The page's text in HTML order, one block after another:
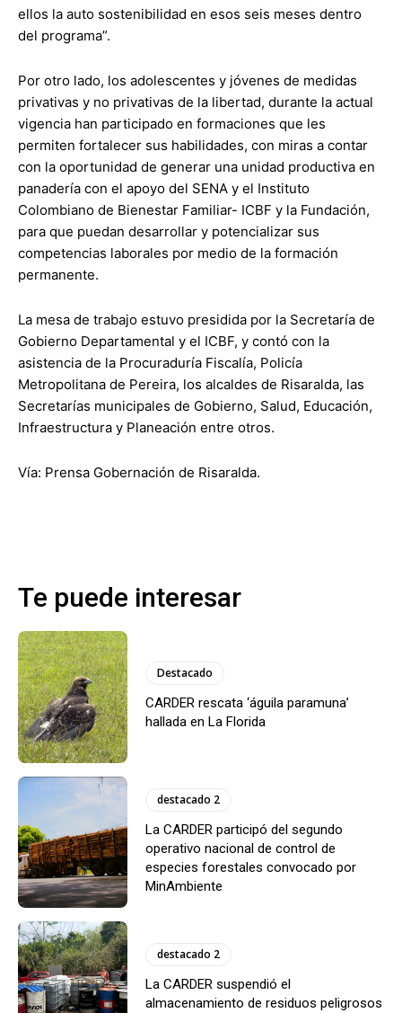
ellos la auto sostenibilidad en esos seis meses dentro
del programa”.
Por otro lado, los adolescentes y jóvenes de medidas
privativas y no privativas de la libertad, durante la actual
vigencia han participado en formaciones que les
permiten fortalecer sus habilidades, con miras a contar
con la oportunidad de generar una unidad productiva en
panadería con el apoyo del SENA y el Instituto
Colombiano de Bienestar Familiar- ICBF y la Fundación,
para que puedan desarrollar y potencializar sus
competencias laborales por medio de la formación
permanente.
La mesa de trabajo estuvo presidida por la Secretaría de
Gobierno Departamental y el ICBF, y contó con la
asistencia de la Procuraduría Fiscalía, Policía
Metropolitana de Pereira, los alcaldes de Risaralda, las
Secretarías municipales de Gobierno, Salud, Educación,
Infraestructura y Planeación entre otros.
Vía: Prensa Gobernación de Risaralda.
Te puede interesar
Destacado
CARDER rescata ‘águila paramuna’
hallada en La Florida
destacado 2
La CARDER participó del segundo
operativo nacional de control de
especies forestales convocado por
MinAmbiente
destacado 2
La CARDER suspendió el
almacenamiento de residuos peligrosos